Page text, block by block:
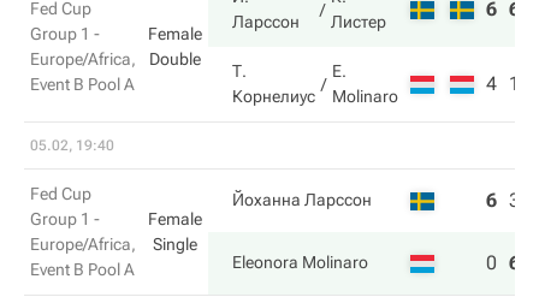
Fed Cup
Group 1 -
Europe/Africa,
Event B Pool A
Female
Double
Ларссон
Листер
6 6
Т.
Корнелиус
E.
Molinaro
4 1
05.02, 19:40
Fed Cup
Group 1 -
Europe/Africa,
Event B Pool A
Female
Single
Йоханна Ларссон 6 3
Eleonora Molinaro 0 6